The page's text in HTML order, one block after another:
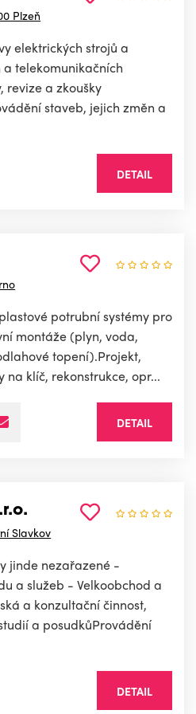
Plzeň
elektrických strojů a
telekomunikačních
revize a zkoušky
staveb, jejich změn a
DETAIL
potrubní systémy pro
montáže (plyn, voda,
topení).Projekt,
klíč, rekonstrukce, opr...
DETAIL
Slavkov
jinde nezařazené -
a služeb - Velkoobchod a
a konzultační činnost,
a posudkůProvádění
DETAIL